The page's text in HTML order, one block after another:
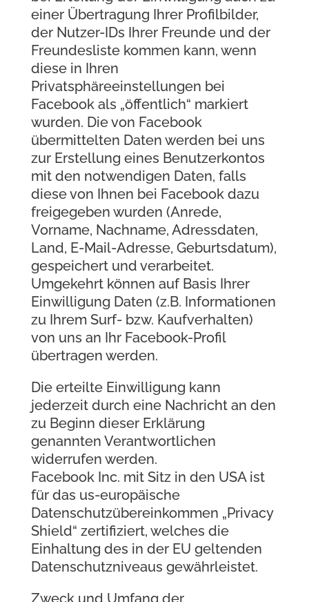
einer Übertragung Ihrer Profilbilder,
der Nutzer-IDs Ihrer Freunde und der
Freundesliste kommen kann, wenn
diese in Ihren
Privatsphäreeinstellungen bei
Facebook als „öffentlich“ markiert
wurden. Die von Facebook
übermittelten Daten werden bei uns
zur Erstellung eines Benutzerkontos
mit den notwendigen Daten, falls
diese von Ihnen bei Facebook dazu
freigegeben wurden (Anrede,
Vorname, Nachname, Adressdaten,
Land, E-Mail-Adresse, Geburtsdatum),
gespeichert und verarbeitet.
Umgekehrt können auf Basis Ihrer
Einwilligung Daten (z.B. Informationen
zu Ihrem Surf- bzw. Kaufverhalten)
von uns an Ihr Facebook-Profil
übertragen werden.
Die erteilte Einwilligung kann
jederzeit durch eine Nachricht an den
zu Beginn dieser Erklärung
genannten Verantwortlichen
widerrufen werden.
Facebook Inc. mit Sitz in den USA ist
für das us-europäische
Datenschutzübereinkommen „Privacy
Shield“ zertifiziert, welches die
Einhaltung des in der EU geltenden
Datenschutzniveaus gewährleistet.
Zweck und Umfang der